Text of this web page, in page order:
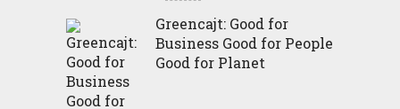
Greencajt: Good for
Business Good for People
Good for Planet